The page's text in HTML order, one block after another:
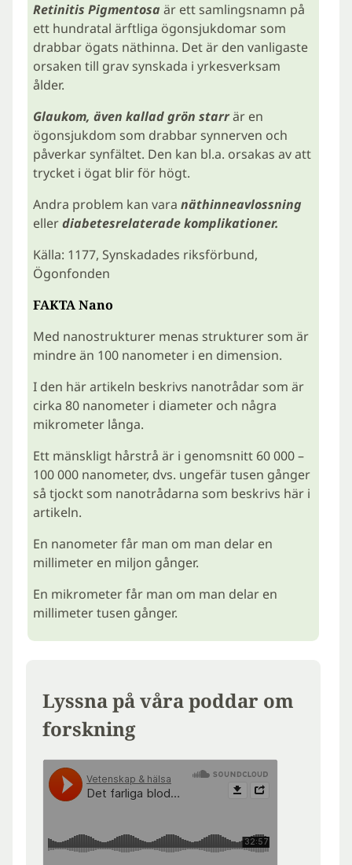
Retinitis Pigmentosa är ett samlingsnamn på
ett hundratal ärftliga ögonsjukdomar som
drabbar ögats näthinna. Det är den vanligaste
orsaken till grav synskada i yrkesverksam
ålder.
Glaukom, även kallad grön starrär en
ögonsjukdom som drabbar synnerven och
påverkar synfältet. Den kan bl.a. orsakas av att
trycket i ögat blir för högt.
Andra problem kan varanäthinneavlossning
ellerdiabetesrelaterade komplikationer.
Källa: 1177, Synskadades riksförbund,
Ögonfonden
FAKTA Nano
Med nanostrukturer menas strukturer som är
mindre än 100 nanometer i en dimension.
I den här artikeln beskrivs nanotrådar som är
cirka 80 nanometer i diameter och några
mikrometer långa.
Ett mänskligt hårstrå är i genomsnitt 60 000 –
100 000 nanometer, dvs. ungefär tusen gånger
så tjockt som nanotrådarna som beskrivs här i
artikeln.
En nanometer får man om man delar en
millimeter en miljon gånger.
En mikrometer får man om man delar en
millimeter tusen gånger.
Lyssna på våra poddar om
forskning